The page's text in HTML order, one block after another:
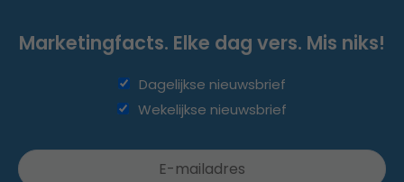
Marketingfacts. Elke dag vers. Mis niks!
Dagelijkse nieuwsbrief
Wekelijkse nieuwsbrief